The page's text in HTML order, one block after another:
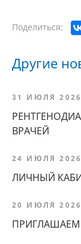
Поделиться:
Другие
31 ИЮЛЯ 2026
ВРАЧЕЙ
24 ИЮЛЯ 2026
ЛИЧНЫЙ
20 ИЮЛЯ 2026